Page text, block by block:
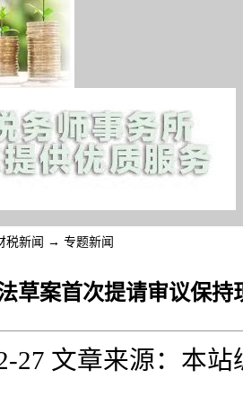
税新闻 → 专题新闻
草案首次提请审议保
27 文章来源：本